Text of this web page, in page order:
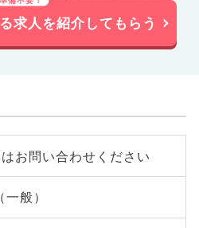
求人を紹介してもらう
お問い合わせください
般）